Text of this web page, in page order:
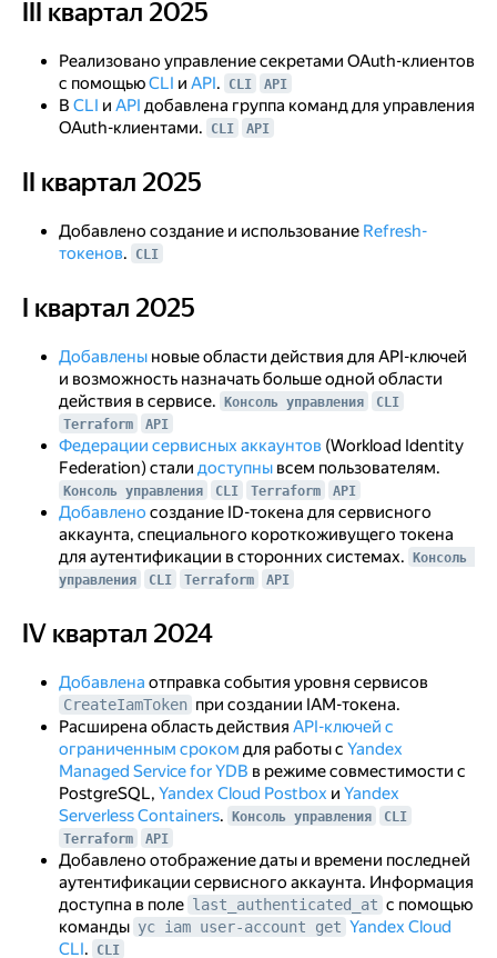
III квартал 2025
III квартал 2025
Реализовано управление секретами OAuth-клиентов
с помощьюCLI и API. CLI API
В CLI и API добавлена группа команд для управления
OAuth-клиентами.
CLI API
II квартал 2025
II квартал 2025
Добавлено создание и использование Refresh-
токенов. CLI
I квартал 2025
I квартал 2025
Добавлены новые области действия для API-ключей
и возможность назначать больше одной области
действия в сервисе.
Консоль управления
CLI
Terraform
API
Федерации сервисных аккаунтов (Workload Identity
Federation) стали доступны всем пользователям.
Консоль управления CLI Terraform API
Добавлено создание ID-токена для сервисного
аккаунта, специального короткоживущего токена
для аутентификации в сторонних системах.
Консоль
управления
CLI Terraform API
IV квартал 2024
IV квартал 2024
Добавлена отправка события уровня сервисов
CreateIamToken при создании IAM-токена.
Расширена область действия API-ключей с
ограниченным сроком для работы с Yandex
Managed Service for YDB в режиме совместимости с
PostgreSQL, Yandex Cloud Postbox и Yandex
Serverless Containers. Консоль управления
CLI
Terraform
API
Добавлено отображение даты и времени последней
аутентификации сервисного аккаунта. Информация
доступна в поле last_authenticated_at с помощью
команды yc iam user-account get Yandex Cloud
CLI. CLI